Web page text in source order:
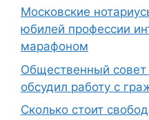
Московские
юбилей профессии
марафоном
Общественный
обсудил работу с
Сколько стоит